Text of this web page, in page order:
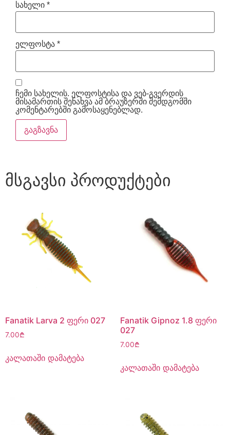
სახელი *
ელფოსტა *
ჩემი სახელის. ელფოსტისა და ვებ-გვერდის
მისამართის შენახვა ამ ბრაუზერში შემდგომში
კომენტარებში გამოსაყენებლად.
მსგავსი პროდუქტები
Fanatik Larva 2 ფერი 027
7.00₾
კალათაში დამატება
Fanatik Gipnoz 1.8 ფერი
027
7.00₾
კალათაში დამატება